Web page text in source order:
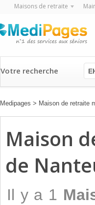
Maisons de retraite
Votre recherche
Medipages > Maison de retraite
Maison
de
Il y a 1